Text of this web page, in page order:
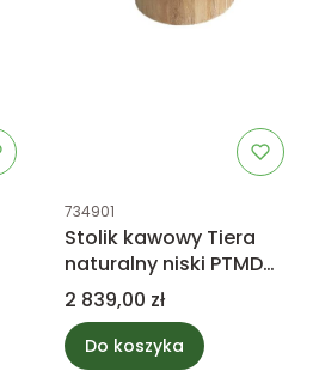
Kod produktu
734901
Stolik kawowy Tiera
naturalny niski PTMD
Collection
Cena
2 839,00 zł
Do koszyka